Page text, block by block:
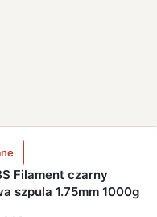
Filament czarny
szpula 1.75mm 1000g